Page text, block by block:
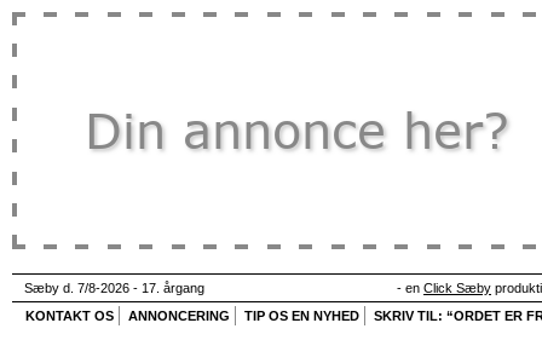
Sæby d. 7/8-2026 - 17. årgang - en Click Sæby
KONTAKT OS
ANNONCERING TIP OS EN NYHED SKRIV TIL: “ORDET ER